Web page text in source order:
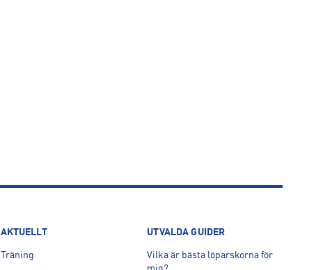
AKTUELLT
Träning
UTVALDA GUIDER
Vilka är bästa löparskorna för